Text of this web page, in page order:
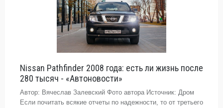
Nissan Pathfinder 2008 года: есть ли жизнь после
280 тысяч - «Автоновости»
Автор: Вячеслав Залевский Фото автора Источник: Дром
Если почитать всякие отчеты по надежности, то от третьего